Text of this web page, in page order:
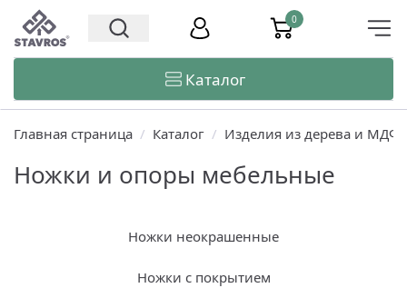
0
Каталог
Главная страница / Каталог / Изделия из дерева и МДФ
Ножки и опоры мебельные
Ножки неокрашенные
Ножки с покрытием